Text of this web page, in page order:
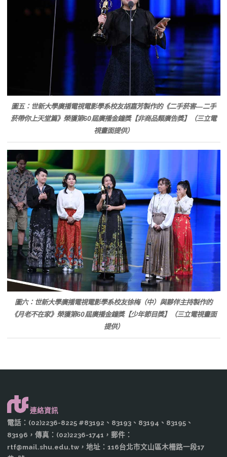
圖五：世新大學廣播電視電影學系校友胡嘉芳製作的《二手菸害—二手
菸帶你上天堂篇》榮獲第60屆廣播金鐘獎【非商品類廣告獎】（三立電
視畫面提供）
圖六：世新大學廣播電視電影學系校友徐梅（中）與夥伴主持製作的
《月老不在家》榮獲第60屆廣播金鐘獎【少年節目獎】（三立電視畫面
提供）
連絡資訊
電話：(02)2236-8225 #83192、83193、83194、83195、
83196，傳真：(02)2236-1741，郵件：
rtf@mail.shu.edu.tw，地址：116台北市文山區木柵路一段17